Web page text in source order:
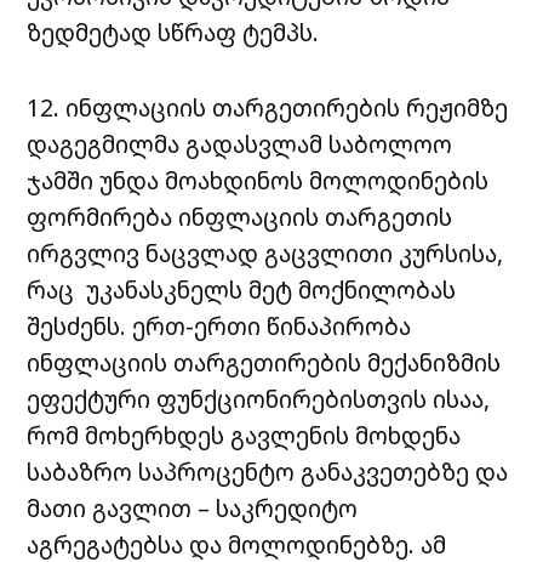
ზედმეტად სწრაფ ტემპს.
12. ინფლაციის თარგეთირების რეჟიმზე
დაგეგმილმა გადასვლამ საბოლოო
ჯამში უნდა მოახდინოს მოლოდინების
ფორმირება ინფლაციის თარგეთის
ირგვლივ ნაცვლად გაცვლითი კურსისა,
რაც უკანასკნელს მეტ მოქნილობას
შესძენს. ერთ-ერთი წინაპირობა
ინფლაციის თარგეთირების მექანიზმის
ეფექტური ფუნქციონირებისთვის ისაა,
რომ მოხერხდეს გავლენის მოხდენა
საბაზრო საპროცენტო განაკვეთებზე და
მათი გავლით – საკრედიტო
აგრეგატებსა და მოლოდინებზე. ამ